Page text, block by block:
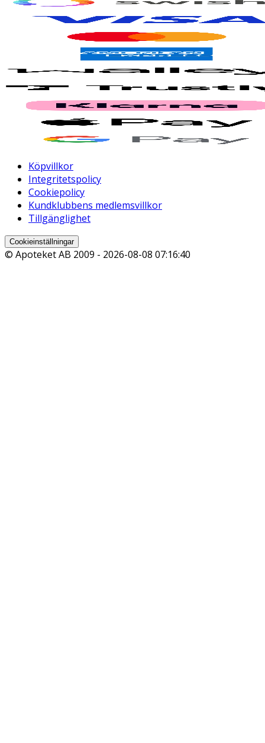
Köpvillkor
Integritetspolicy
Cookiepolicy
Kundklubbens medlemsvillkor
Tillgänglighet
Cookieinställningar
© Apoteket AB 2009 - 2026-08-08 07:16:40